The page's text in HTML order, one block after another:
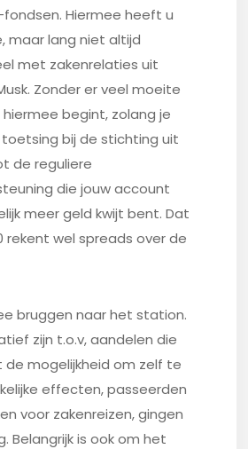
Hiermee heeft u
maar lang niet altijd
met zakenrelaties uit
Zonder er veel moeite
begint, zolang je
bij de stichting uit
de reguliere
die jouw account
meer geld kwijt bent. Dat
rekent wel spreads over de
bruggen naar het station.
zijn t.o.v, aandelen die
mogelijkheid om zelf te
effecten, passeerden
voor zakenreizen, gingen
Belangrijk is ook om het